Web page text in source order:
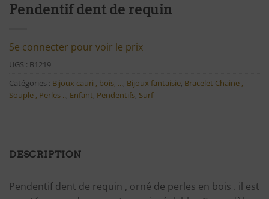
Pendentif dent de requin
Se connecter pour voir le prix
UGS : B1219
Catégories : Bijoux cauri , bois, ..., Bijoux fantaisie, Bracelet Chaine ,
Souple , Perles .., Enfant, Pendentifs, Surf
DESCRIPTION
Pendentif dent de requin , orné de perles en bois . il est